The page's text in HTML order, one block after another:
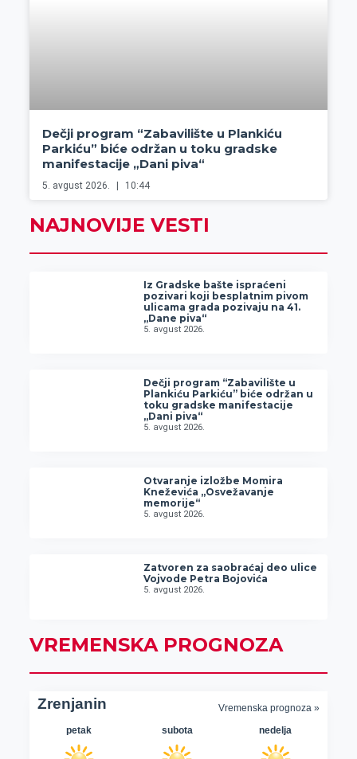
Dečji program “Zabavilište u Plankiću
Parkiću” biće održan u toku gradske
manifestacije „Dani piva“
5. avgust 2026. 10:44
NAJNOVIJE VESTI
Iz Gradske bašte ispraćeni
pozivari koji besplatnim pivom
ulicama grada pozivaju na 41.
„Dane piva“
5. avgust 2026.
Dečji program “Zabavilište u
Plankiću Parkiću” biće održan u
toku gradske manifestacije
„Dani piva“
5. avgust 2026.
Otvaranje izložbe Momira
Kneževića „Osvežavanje
memorije“
5. avgust 2026.
Zatvoren za saobraćaj deo ulice
Vojvode Petra Bojovića
5. avgust 2026.
VREMENSKA PROGNOZA